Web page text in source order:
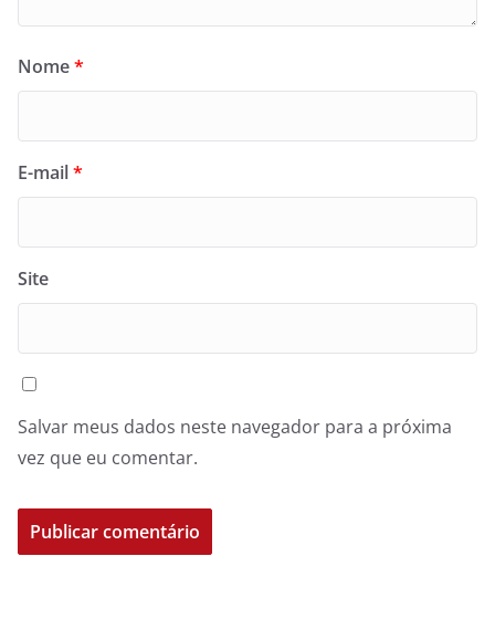
Nome*
E-mail*
Site
Salvar meus dados neste navegador para a próxima
vez que eu comentar.